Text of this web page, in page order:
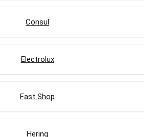
Consul
Electrolux
Fast Shop
Hering